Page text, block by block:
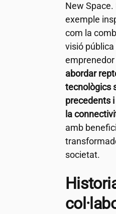
New Space.
exemple
com la
visió pública
abordar
tecnològics
precedents
la
amb
societat.